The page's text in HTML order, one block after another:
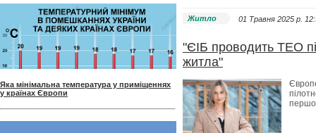
Яка мінімальна температура у приміщеннях
у країнах Європи
Житло 01 Травня 2025 p.
"ЄІБ проводить ТЕО
житла"